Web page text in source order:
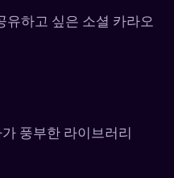
유하고 싶은 소셜 카라오
풍부한 라이브러리